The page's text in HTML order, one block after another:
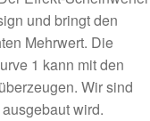
und bringt den
Mehrwert. Die
1 kann mit den
Wir sind
wird.